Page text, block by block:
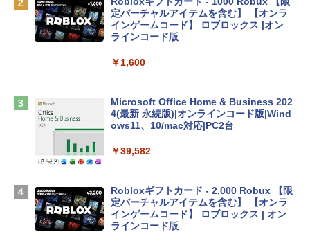
tomtoc 360°保護 15.6 16インチ パソコ
ンケース Dell NEC Lavie ASUS HP dyna
Apple 2026 MacBook Air M5チップ搭載
13インチノートブック：AIとApple Intell
スプレイ、16GBユニファイドメモリ、1
D - シルバー
￥261,414
定バーチャルアイテムを含む】 【オンラ
インゲームコード】 ロブロックス |オン
ラインコード版
￥1,600
Microsoft Office Home & Business 202
4(最新 永続版)|オンラインコード版|Wind
ows11、10/mac対応|PC2台
￥39,582
Robloxギフトカード - 2,000 Robux 【限
定バーチャルアイテムを含む】 【オンラ
インゲームコード】 ロブロックス | オン
ラインコード版